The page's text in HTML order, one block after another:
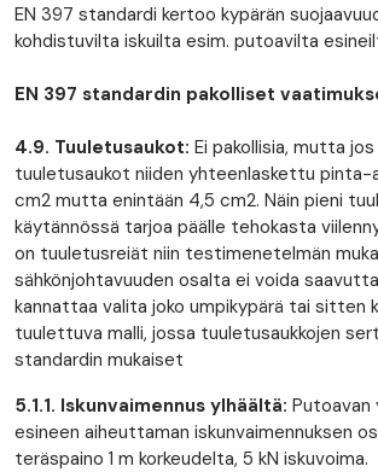
EN 397 standardi kertoo kypärän
kohdistuvilta iskuilta esim. putoavilta
EN 397 standardin pakolliset
4.9. Tuuletusaukot: Ei pakollisia, mutta
tuuletusaukot niiden yhteenlaskettu pinta-
cm2 mutta enintään 4,5 cm2. Näin pieni
käytännössä tarjoa päälle tehokasta
on tuuletusreiät niin testimenetelmän
sähkönjohtavuuden osalta ei voida
kannattaa valita joko umpikypärä tai sitten
tuulettuva malli, jossa tuuletusaukkojen
standardin mukaiset
5.1.1. Iskunvaimennus ylhäältä: Putoavan
esineen aiheuttaman iskunvaimennuksen
teräspaino 1 m korkeudelta, 5 kN iskuvoima.